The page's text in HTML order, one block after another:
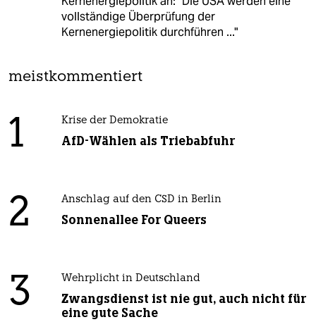
vollständige Überprüfung der
Kernenergiepolitik durchführen ..."
meistkommentiert
1 Krise der Demokratie
AfD-Wählen als Triebabfuhr
2 Anschlag auf den CSD in Berlin
Sonnenallee For Queers
3 Wehrplicht in Deutschland
Zwangsdienst ist nie gut, auch nicht für
eine gute Sache